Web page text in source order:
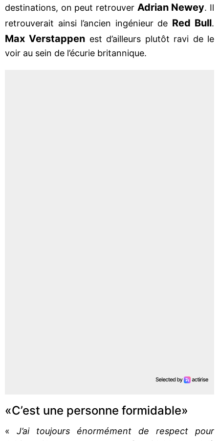
destinations, on peut retrouver Adrian Newey. Il
retrouverait ainsi l’ancien ingénieur de Red Bull.
Max Verstappen est d’ailleurs plutôt ravi de le
voir au sein de l’écurie britannique.
«C’est une personne formidable»
« J’ai toujours énormément de respect pour